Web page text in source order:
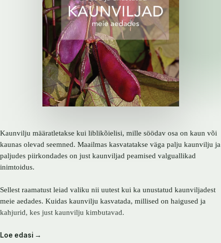
Kaunvilju määratletakse kui liblikõielisi, mille söödav osa on kaun või
kaunas olevad seemned. Maailmas kasvatatakse väga palju kaunvilju ja
paljudes piirkondades on just kaunviljad peamised valguallikad
inimtoidus.
Sellest raamatust leiad valiku nii uutest kui ka unustatud kaunviljadest
meie aedades. Kuidas kaunvilju kasvatada, millised on haigused ja
kahjurid, kes just kaunvilju kimbutavad.
Raamatu autor
Loe edasi →